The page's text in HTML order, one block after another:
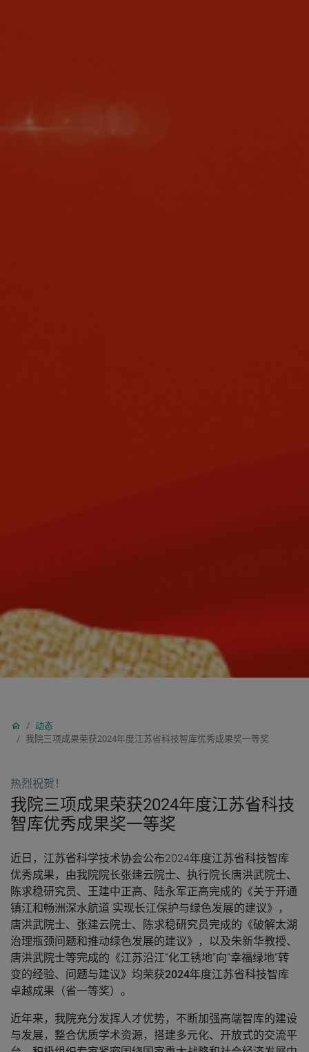
动态
我院三项成果荣获2024年度江苏省科技智库优秀成果奖一等奖
热烈祝贺！
我院三项成果荣获2024年度江苏省科技
智库优秀成果奖一等奖
近日，江苏省科学技术协会公布2024年度江苏省科技智库
优秀成果，由我院院长张建云院士、执行院长唐洪武院士、
陈求稳研究员、王建中正高、陆永军正高完成的《关于开通
镇江和畅洲深水航道 实现长江保护与绿色发展的建议》，
唐洪武院士、张建云院士、陈求稳研究员完成的《破解太湖
治理瓶颈问题和推动绿色发展的建议》，以及朱新华教授、
唐洪武院士等完成的《江苏沿江“化工锈地”向“幸福绿地”转
变的经验、问题与建议》均荣获2024年度江苏省科技智库
卓越成果（省一等奖） 。
近年来，我院充分发挥人才优势，不断加强高端智库的建设
与发展，整合优质学术资源，搭建多元化、开放式的交流平